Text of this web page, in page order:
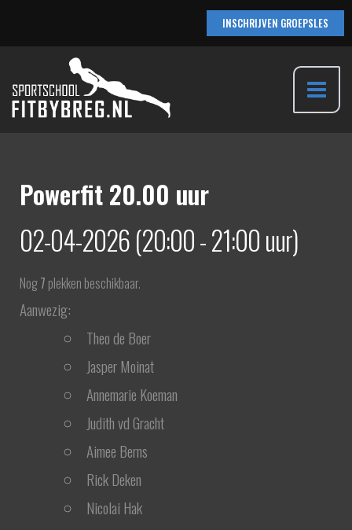
inhoud
INSCHRIJVEN GROEPSLES
Main
Powerfit 20.00 uur
02-04-2026 (20:00 - 21:00 uur)
Nog7 plekken beschikbaar.
Aanwezig:
Theo de Boer
Jasper Moinat
Annemarie Koeman
Judith vd Gracht
Aimee Berns
Rick Deken
Nicolai Hak